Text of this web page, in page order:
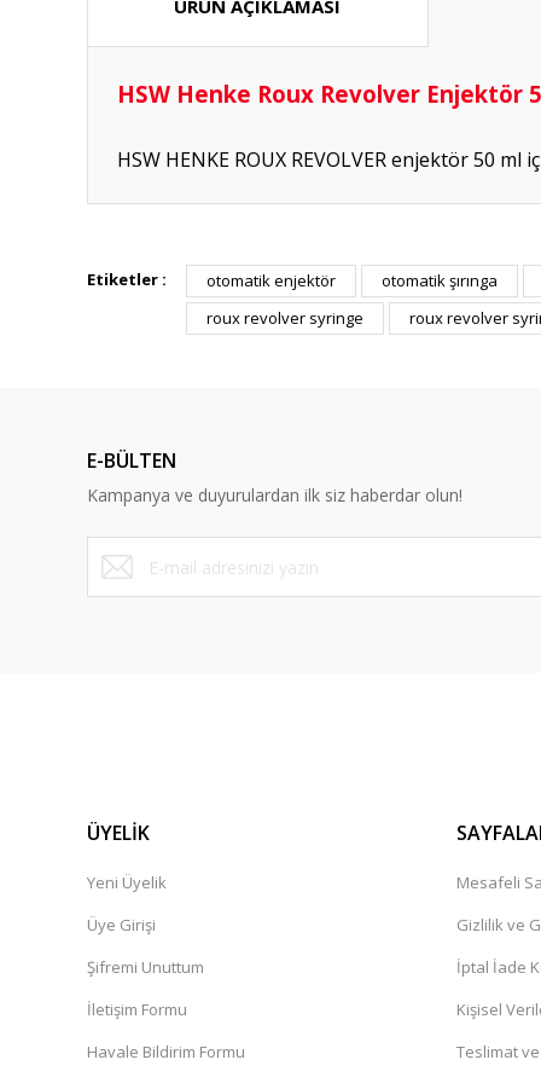
ÜRÜN AÇIKLAMASI
HSW Henke Roux Revolver Enjektör
HSW HENKE ROUX REVOLVER enjektör 50
P... K... | 26/07/2026
Etiketler : otomatik enjektör otomatik şırınga
roux revolver syringe
roux revolver
E-BÜLTEN
Kampanya ve duyurulardan ilk siz haberdar olun!
ÜYELİK
Yeni Üyelik
Üye Girişi
Şifremi Unuttum
İletişim Formu
Havale Bildirim Formu
Mesafeli
Gizlilik ve
İptal İade
Kişisel
Teslimat